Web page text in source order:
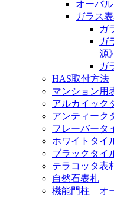
オーバ
ガラス
ガ
ガ
源》
ガ
HAS取付方法
マンション用
アルカイック
アンティーク
フレーバータ
ホワイトタイ
ブラックタイ
テラコッタ表
自然石表札
機能門柱 オ